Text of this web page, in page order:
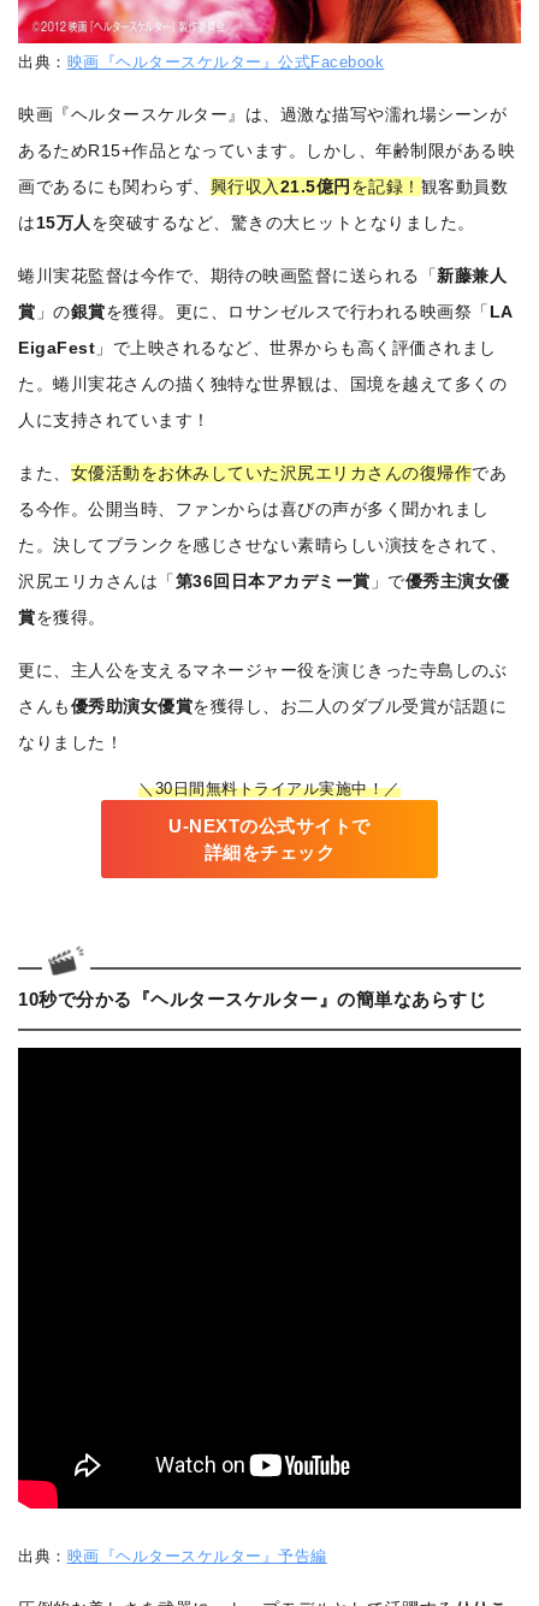
出典： 映画『ヘルタースケルター』公式Facebook
映画『ヘルタースケルター』は、過激な描写や濡れ場シーンが
あるためR15+作品となっています。しかし、年齢制限がある映
画であるにも関わらず、 興行収入21.5億円 を記録！ 観客動員数
は15万人を突破するなど、驚きの大ヒットとなりました。
蜷川実花監督は今作で、期待の映画監督に送られる「新藤兼人
賞 」の銀賞を獲得。更に、ロサンゼルスで行われる映画祭「 LA
EigaFest 」で上映されるなど、世界からも高く評価されまし
た。蜷川実花さんの描く独特な世界観は、国境を越えて多くの
人に支持されています！
また、 女優活動をお休みしていた沢尻エリカさんの復帰作であ
る今作。公開当時、ファンからは喜びの声が多く聞かれまし
た。決してブランクを感じさせない素晴らしい演技をされて、
沢尻エリカさんは「第36回日本アカデミー賞 」で優秀主演女優
賞を獲得。
更に、主人公を支えるマネージャー役を演じきった寺島しのぶ
さんも優秀助演女優賞を獲得し、お二人のダブル受賞が話題に
なりました！
＼30日間無料トライアル実施中！／
U-NEXTの公式サイトで
詳細をチェック
10秒で分かる『ヘルタースケルター』の簡単なあらすじ
出典： 映画『ヘルタースケルター』予告編